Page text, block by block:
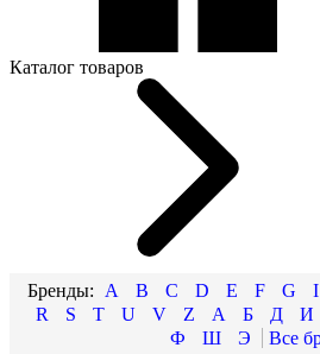
Каталог товаров
A B C D E F G I
R
S T U V Z А Б Д И
Ф
Ш
Э